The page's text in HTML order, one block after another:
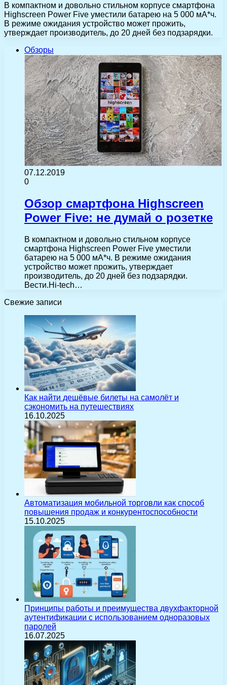
В компактном и довольно стильном корпусе смартфона
Highscreen Power Five уместили батарею на 5 000 мА*ч.
В режиме ожидания устройство может прожить,
утверждает производитель, до 20 дней без подзарядки.
Обзоры
07.12.2019
0
Обзор смартфона Highscreen
Power Five: не думай о розетке
В компактном и довольно стильном корпусе
смартфона Highscreen Power Five уместили
батарею на 5 000 мА*ч. В режиме ожидания
устройство может прожить, утверждает
производитель, до 20 дней без подзарядки.
Вести.Hi-tech…
Свежие записи
Как найти дешёвые билеты на самолёт и
сэкономить на путешествиях
16.10.2025
Автоматизация мобильной торговли как способ
повышения продаж и конкурентоспособности
15.10.2025
Принципы работы и преимущества двухфакторной
аутентификации с использованием одноразовых
паролей
16.07.2025